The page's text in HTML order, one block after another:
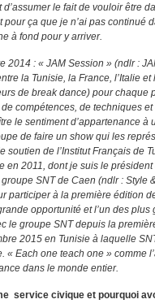
le fait de vouloir être
pour ça que je n’ai pas continué
à fond pour y arriver.
2014 : « JAM Session » (ndlr :
la Tunisie, la France, l’Italie
de break dance) pour chaque
compétences, de techniques
le sentiment d’appartenance
de faire un show qui les
soutien de l’Institut Français de
en 2011, dont je suis le
SNT de Caen (ndlr : Style
participer à la première édition
opportunité et l’un des
le groupe SNT depuis la
2015 en Tunisie à laquelle
« Each one teach one » comme
dans le monde entier.
service civique et pourquoi